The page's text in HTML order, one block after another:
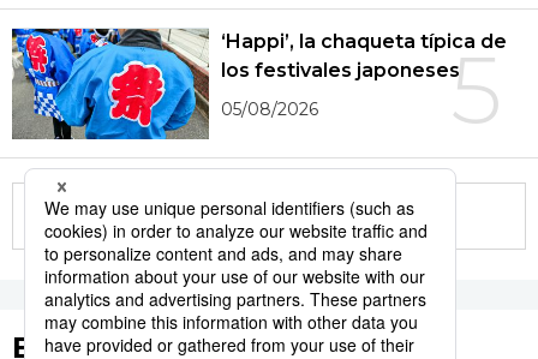
5
‘Happi’, la chaqueta típica de
los festivales japoneses
05/08/2026
More in this series
Etiquetas destacadas